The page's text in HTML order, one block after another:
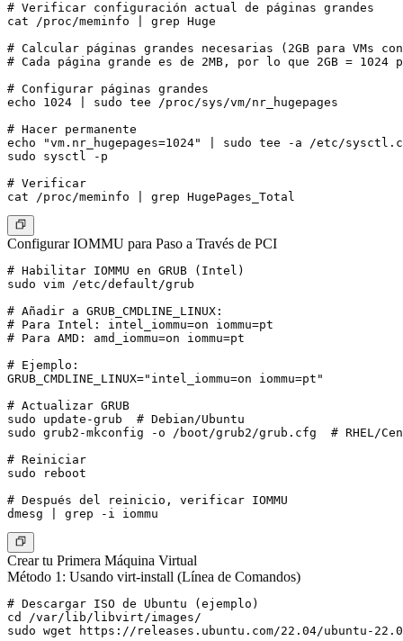
# Verificar configuración actual de páginas grandes
cat /proc/meminfo | grep Huge
# Calcular páginas grandes necesarias (2GB para VMs
# Cada página grande es de 2MB, por lo que 2GB = 1024
# Configurar páginas grandes
echo 1024 | sudo tee /proc/sys/vm/nr_hugepages
# Hacer permanente
echo "vm.nr_hugepages=1024" | sudo tee -a /etc/
sudo sysctl -p
# Verificar
Configurar IOMMU para Paso a Través de PCI
# Habilitar IOMMU en GRUB (Intel)
sudo vim /etc/default/grub
# Añadir a GRUB_CMDLINE_LINUX:
# Para Intel: intel_iommu=on iommu=pt
# Para AMD: amd_iommu=on iommu=pt
# Ejemplo:
GRUB_CMDLINE_LINUX="intel_iommu=on iommu=pt"
# Actualizar GRUB
sudo update-grub  # Debian/Ubuntu
sudo grub2-mkconfig -o /boot/grub2/grub.cfg  # RHEL/
# Reiniciar
sudo reboot
# Después del reinicio, verificar IOMMU
Crear tu Primera Máquina Virtual
Método 1: Usando virt-install (Línea de Comandos)
# Descargar ISO de Ubuntu (ejemplo)
cd /var/lib/libvirt/images/
sudo wget https://releases.ubuntu.com/22.04/ubuntu-